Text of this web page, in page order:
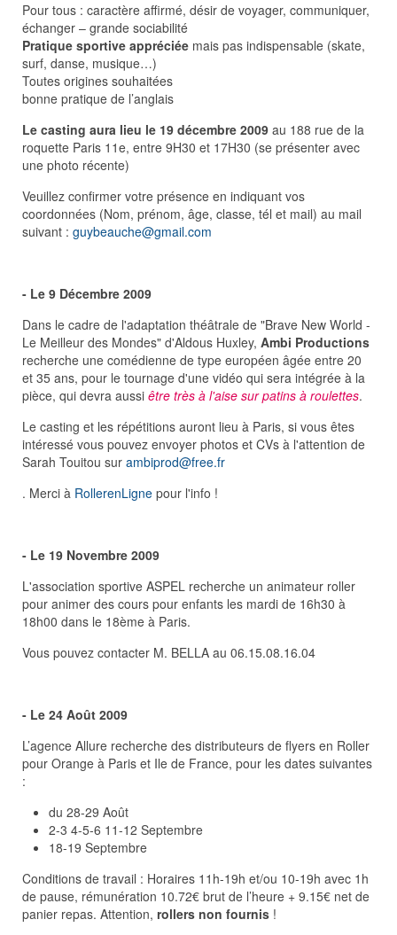
Pour tous : caractère affirmé, désir de voyager, communiquer,
échanger – grande sociabilité
Pratique sportive appréciée mais pas indispensable (skate,
surf, danse, musique…)
Toutes origines souhaitées
bonne pratique de l’anglais
Le casting aura lieu le 19 décembre 2009 au 188 rue de la
roquette Paris 11e, entre 9H30 et 17H30 (se présenter avec
une photo récente)
Veuillez confirmer votre présence en indiquant vos
coordonnées (Nom, prénom, âge, classe, tél et mail) au mail
suivant : guybeauche@gmail.com
- Le 9 Décembre 2009
Dans le cadre de l'adaptation théâtrale de "Brave New World -
Le Meilleur des Mondes" d'Aldous Huxley, Ambi Productions
recherche une comédienne de type européen âgée entre 20
et 35 ans, pour le tournage d'une vidéo qui sera intégrée à la
pièce, qui devra aussi être très à l'aise sur patins à roulettes.
Le casting et les répétitions auront lieu à Paris, si vous êtes
intéressé vous pouvez envoyer photos et CVs à l'attention de
Sarah Touitou sur ambiprod@free.fr
. Merci à RollerenLigne pour l'info !
- Le 19 Novembre 2009
L'association sportive ASPEL recherche un animateur roller
pour animer des cours pour enfants les mardi de 16h30 à
18h00 dans le 18ème à Paris.
Vous pouvez contacter M. BELLA au 06.15.08.16.04
- Le 24 Août 2009
L’agence Allure recherche des distributeurs de flyers en Roller
pour Orange à Paris et Ile de France, pour les dates suivantes
:
du 28-29 Août
2-3 4-5-6 11-12 Septembre
18-19 Septembre
Conditions de travail : Horaires 11h-19h et/ou 10-19h avec 1h
de pause, rémunération 10.72€ brut de l’heure + 9.15€ net de
panier repas. Attention, rollers non fournis !